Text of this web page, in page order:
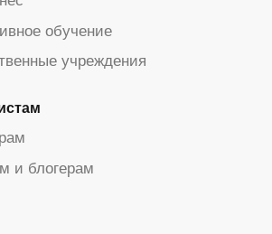
обучение
учреждения
и блогерам